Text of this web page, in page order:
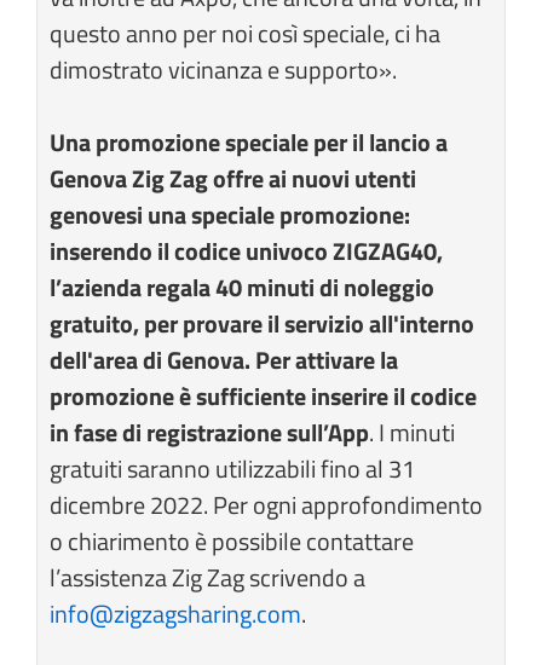
questo anno per noi così speciale, ci ha
dimostrato vicinanza e supporto».
Una promozione speciale per il lancio a
Genova Zig Zag offre ai nuovi utenti
genovesi una speciale promozione:
inserendo il codice univoco ZIGZAG40,
l’azienda regala 40 minuti di noleggio
gratuito, per provare il servizio all'interno
dell'area di Genova. Per attivare la
promozione è sufficiente inserire il codice
in fase di registrazione sull’App. I minuti
gratuiti saranno utilizzabili fino al 31
dicembre 2022. Per ogni approfondimento
o chiarimento è possibile contattare
l’assistenza Zig Zag scrivendo a
info@zigzagsharing.com.